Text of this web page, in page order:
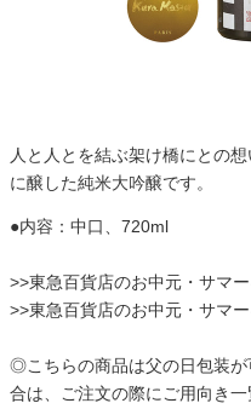
人と人とを結ぶ架け橋にとの
に醸した純米大吟醸です。
●内容：中口、720ml
>>東急百貨店のお中元・サマ
>>東急百貨店のお中元・サマ
◎こちらの商品は父の日包装
合は、ご注文の際にご用向き